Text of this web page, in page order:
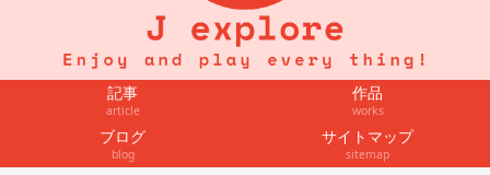
記事
article
作品
works
ブログ
blog
サイトマップ
sitemap